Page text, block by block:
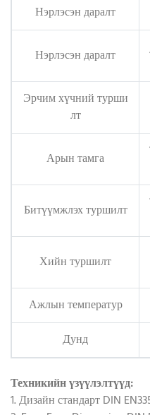
Нэрлэсэн даралт
Нэрлэсэн даралт
Эрчим хүчний турши
лт
Арын тамга
Битүүмжлэх туршилт
Хийн туршилт
Ажлын температур
Дунд
Техникийн үзүүлэлтүүд:
1. Дизайн стандарт DIN